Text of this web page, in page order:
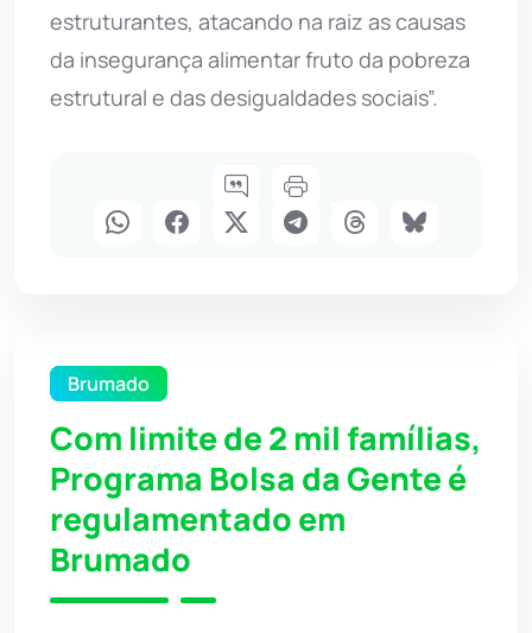
estruturantes, atacando na raiz as causas
da insegurança alimentar fruto da pobreza
estrutural e das desigualdades sociais”.
Brumado
Com limite de 2 mil famílias,
Programa Bolsa da Gente é
regulamentado em
Brumado